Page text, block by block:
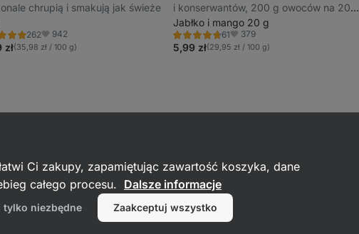
chrupią i smakują jak świeże
262Ulubione
942
zł(35,98 zł / 100 g)
i konserwantów, 200 g owoców na 20 g
produktu
Jabłko i mango 20 g
61
Ocena
4.8/5,
61
Ulubione
379
5,99 zł(29,95 zł / 100 g)
Ci zakupy, zapamiętując zawartość koszyka, dane
całego procesu. Dalsze informacje
tylko niezbędne Zaakceptuj wszystko